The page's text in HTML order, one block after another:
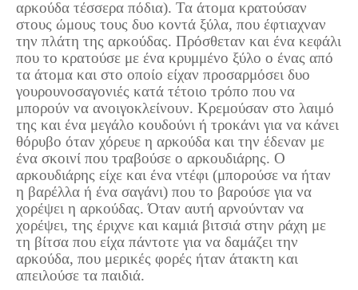
αρκούδα τέσσερα πόδια). Τα άτομα κρατούσαν
στους ώμους τους δυο κοντά ξύλα, που έφτιαχναν
την πλάτη της αρκούδας. Πρόσθεταν και ένα κεφάλι
που το κρατούσε με ένα κρυμμένο ξύλο ο ένας από
τα άτομα και στο οποίο είχαν προσαρμόσει δυο
γουρουνοσαγονιές κατά τέτοιο τρόπο που να
μπορούν να ανοιγοκλείνουν. Κρεμούσαν στο λαιμό
της και ένα μεγάλο κουδούνι ή τροκάνι για να κάνει
θόρυβο όταν χόρευε η αρκούδα και την έδεναν με
ένα σκοινί που τραβούσε ο αρκουδιάρης. Ο
αρκουδιάρης είχε και ένα ντέφι (μπορούσε να ήταν
η βαρέλλα ή ένα σαγάνι) που το βαρούσε για να
χορέψει η αρκούδας. Όταν αυτή αρνούνταν να
χορέψει, της έριχνε και καμιά βιτσιά στην ράχη με
τη βίτσα που είχα πάντοτε για να δαμάζει την
αρκούδα, που μερικές φορές ήταν άτακτη και
απειλούσε τα παιδιά.